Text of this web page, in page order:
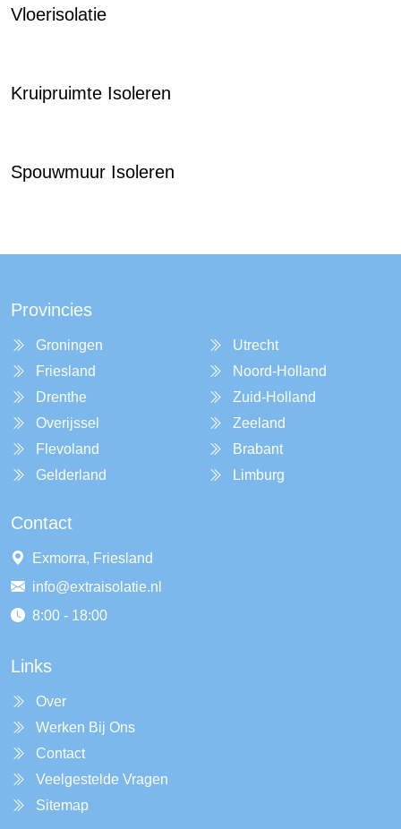
Vloerisolatie
Kruipruimte Isoleren
Spouwmuur Isoleren
Provincies
Groningen
Friesland
Drenthe
Overijssel
Flevoland
Gelderland
Utrecht
Noord-Holland
Zuid-Holland
Zeeland
Brabant
Limburg
Contact
Exmorra, Friesland
info@extraisolatie.nl
8:00 - 18:00
Links
Over
Werken Bij Ons
Contact
Veelgestelde Vragen
Sitemap